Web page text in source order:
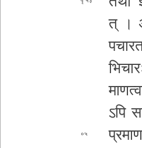
त् ।
ऽ­पि
०५